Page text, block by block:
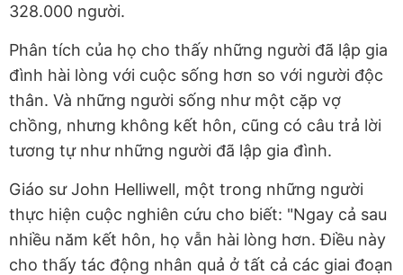
328.000 người.
Phân tích của họ cho thấy những người đã lập gia
đình hài lòng với cuộc sống hơn so với người độc
thân. Và những người sống như một cặp vợ
chồng, nhưng không kết hôn, cũng có câu trả lời
tương tự như những người đã lập gia đình.
Giáo sư John Helliwell, một trong những người
thực hiện cuộc nghiên cứu cho biết: "Ngay cả sau
nhiều năm kết hôn, họ vẫn hài lòng hơn. Điều này
cho thấy tác động nhân quả ở tất cả các giai đoạn